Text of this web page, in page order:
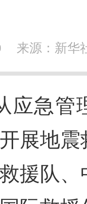
来源：新华
应急管
展地
援队